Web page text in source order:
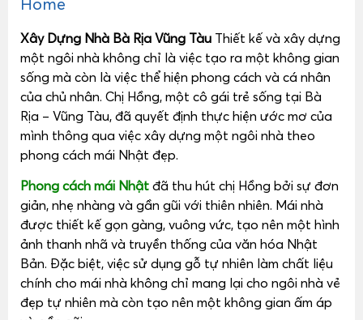
Xây Dựng Nhà Bà Rịa Vũng Tàu Thiết kế và xây dựng
một ngôi nhà không chỉ là việc tạo ra một không gian
sống mà còn là việc thể hiện phong cách và cá nhân
của chủ nhân. Chị Hồng, một cô gái trẻ sống tại Bà
Rịa – Vũng Tàu, đã quyết định thực hiện ước mơ của
mình thông qua việc xây dựng một ngôi nhà theo
phong cách mái Nhật đẹp.
Phong cách mái Nhật đã thu hút chị Hồng bởi sự đơn
giản, nhẹ nhàng và gần gũi với thiên nhiên. Mái nhà
được thiết kế gọn gàng, vuông vức, tạo nên một hình
ảnh thanh nhã và truyền thống của văn hóa Nhật
Bản. Đặc biệt, việc sử dụng gỗ tự nhiên làm chất liệu
chính cho mái nhà không chỉ mang lại cho ngôi nhà vẻ
đẹp tự nhiên mà còn tạo nên một không gian ấm áp